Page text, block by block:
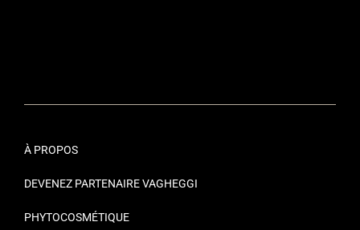
À PROPOS
DEVENEZ PARTENAIRE VAGHEGGI
PHYTOCOSMÉTIQUE